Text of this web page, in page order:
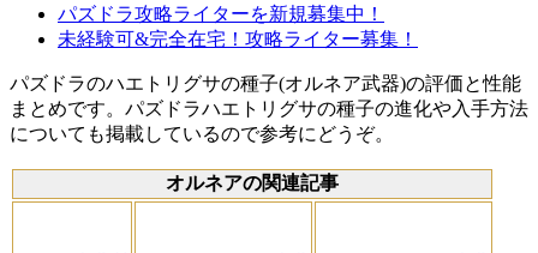
パズドラ攻略ライターを新規募集中！
未経験可&完全在宅！攻略ライター募集！
パズドラのハエトリグサの種子(オルネア武器)の評価と性能
まとめです。パズドラハエトリグサの種子の進化や入手方法
についても掲載しているので参考にどうぞ。
オルネアの関連記事